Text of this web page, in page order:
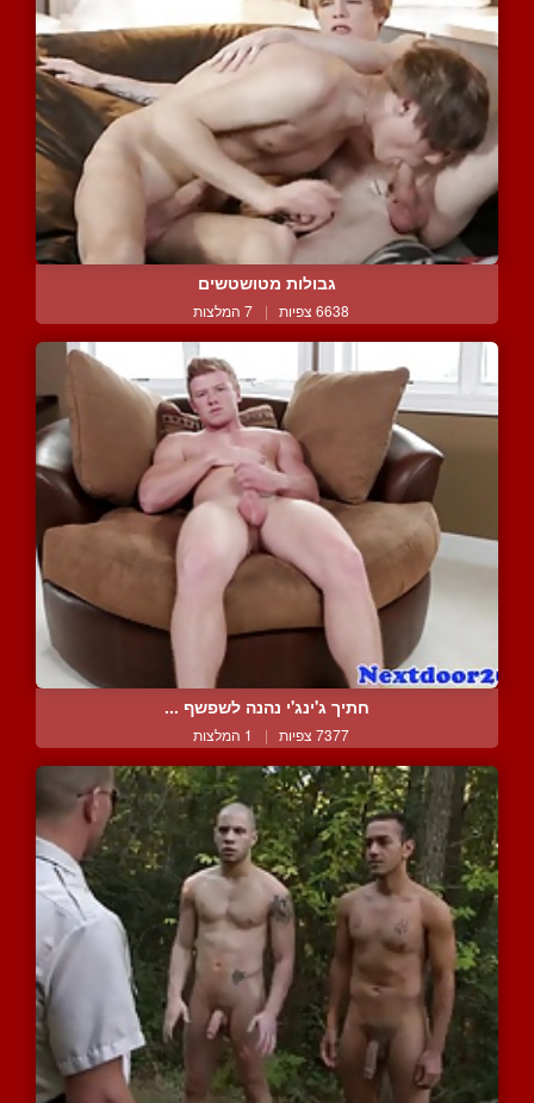
גבולות מטושטשים
6638 צפיות | 7 המלצות
חתיך ג'ינג'י נהנה לשפשף ...
7377 צפיות | 1 המלצות